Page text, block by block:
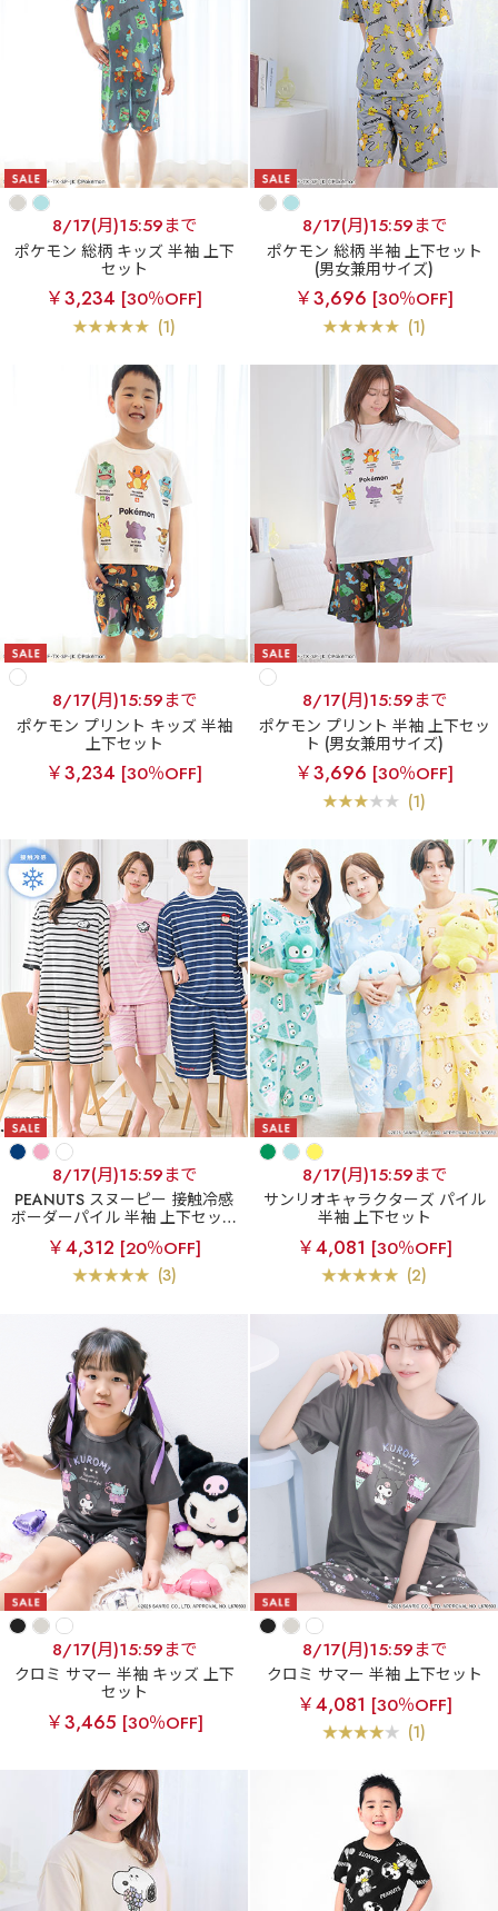
8/17(月)15:59まで
ポケモン 総柄 キッズ 半袖 上下
セット
￥3,234 [30％OFF]
(1)
8/17(月)15:59まで
ポケモン 総柄 半袖 上下セット
(男女兼用サイズ)
￥3,696 [30％OFF]
(1)
8/17(月)15:59まで
ポケモン プリント キッズ 半袖
上下セット
￥3,234 [30％OFF]
8/17(月)15:59まで
ポケモン プリント 半袖 上下セッ
ト (男女兼用サイズ)
￥3,696 [30％OFF]
(1)
8/17(月)15:59まで
PEANUTS スヌーピー 接触冷感
ボーダーパイル 半袖 上下セット
(男女兼用サイズ)
￥4,312 [20％OFF]
(3)
8/17(月)15:59まで
サンリオキャラクターズ パイル
半袖 上下セット
￥4,081 [30％OFF]
(2)
8/17(月)15:59まで
クロミ サマー 半袖 キッズ 上下
セット
￥3,465 [30％OFF]
8/17(月)15:59まで
クロミ サマー 半袖 上下セット
￥4,081 [30％OFF]
(1)